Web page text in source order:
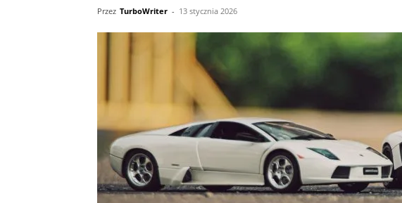
Przez TurboWriter - 13 stycznia 2026